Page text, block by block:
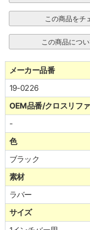
メーカー品番
19-0226
OEM品番/クロスリフ
-
色
ブラック
素材
ラバー
サイズ